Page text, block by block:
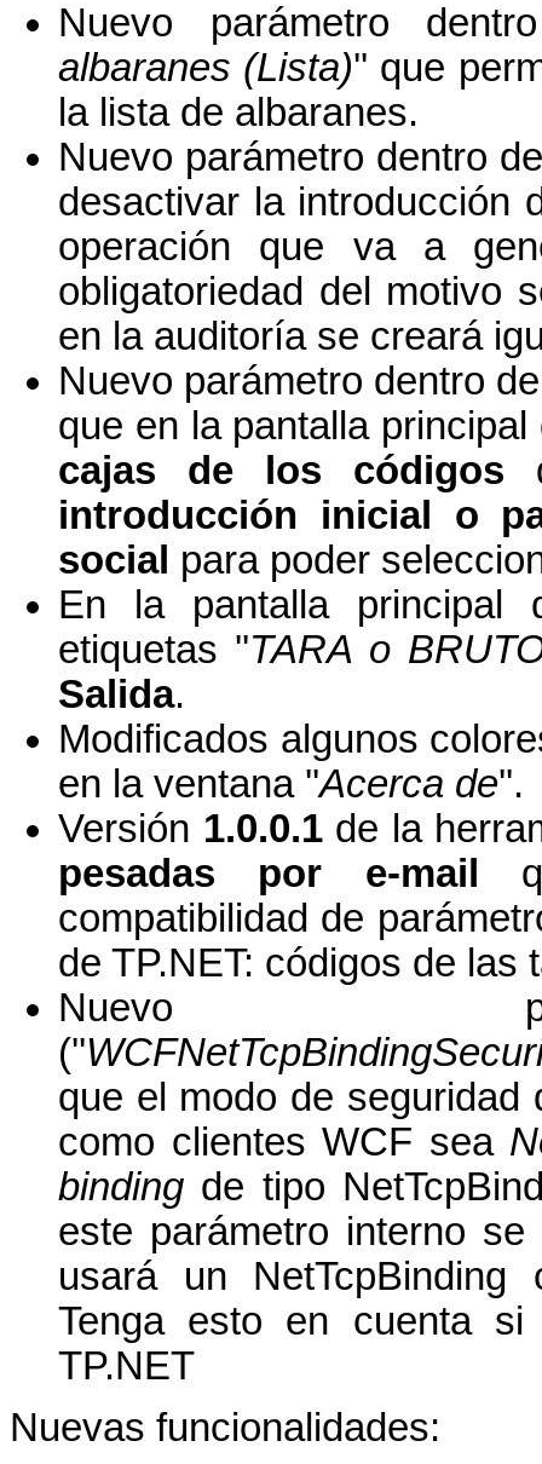
Nuevo parámetro
albaranes (Lista)'' que
la lista de albaranes.
Nuevo parámetro dentro
desactivar la introducción
operación que va a
obligatoriedad del motivo
en la auditoría se creará
Nuevo parámetro dentro
que en la pantalla
cajas de los códigos
introducción inicial o
social para poder
En la pantalla principal
etiquetas ''TARA o
Salida.
Modificados algunos
en la ventana ''Acerca de''.
Versión 1.0.0.1de la
pesadas por e-mail
compatibilidad de
de TP.NET: códigos de las
Nuevo
(''
que el modo de seguridad
como clientes WCF sea
binding de tipo
este parámetro interno
usará un
Tenga esto en cuenta
TP.NET
Nuevas funcionalidades: